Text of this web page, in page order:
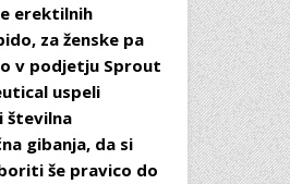
erektilnih
za ženske pa
v podjetju Sprout
uspeli
številna
gibanja, da si
še pravico do